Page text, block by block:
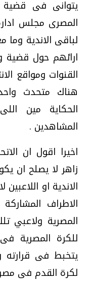
يتوانى فى
المصرى مجلس
لباقى الاندية
ارائهم حول قضية
القنوات ومواقع
هناك متحدث
الحكاية مين
المشاهدين .
اخيرا اقول ان
زاهر لا يصلح ان
الاندية او
الاطراف
المصرية ولاعبي
للكرة المصرية
يتخبط فى قرارته
لكرة القدم فى